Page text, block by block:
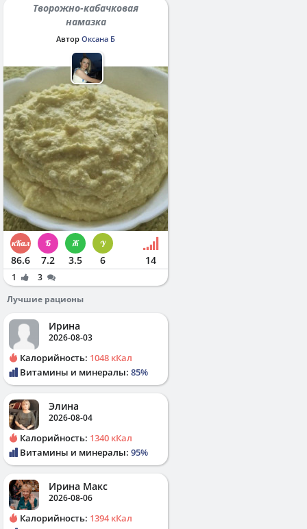
Творожно-кабачковая
намазка
Автор Оксана Б
86.6 7.2 3.5 6 14
1
3
Лучшие рационы
Ирина
2026-08-03
Калорийность: 1048 кКал
Витамины и минералы: 85%
Элина
2026-08-04
Калорийность: 1340 кКал
Витамины и минералы: 95%
Ирина Макс
2026-08-06
Калорийность: 1394 кКал